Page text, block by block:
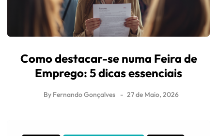
Como destacar-se numa Feira de
Emprego: 5 dicas essenciais
By Fernando Gonçalves 27 de Maio, 2026